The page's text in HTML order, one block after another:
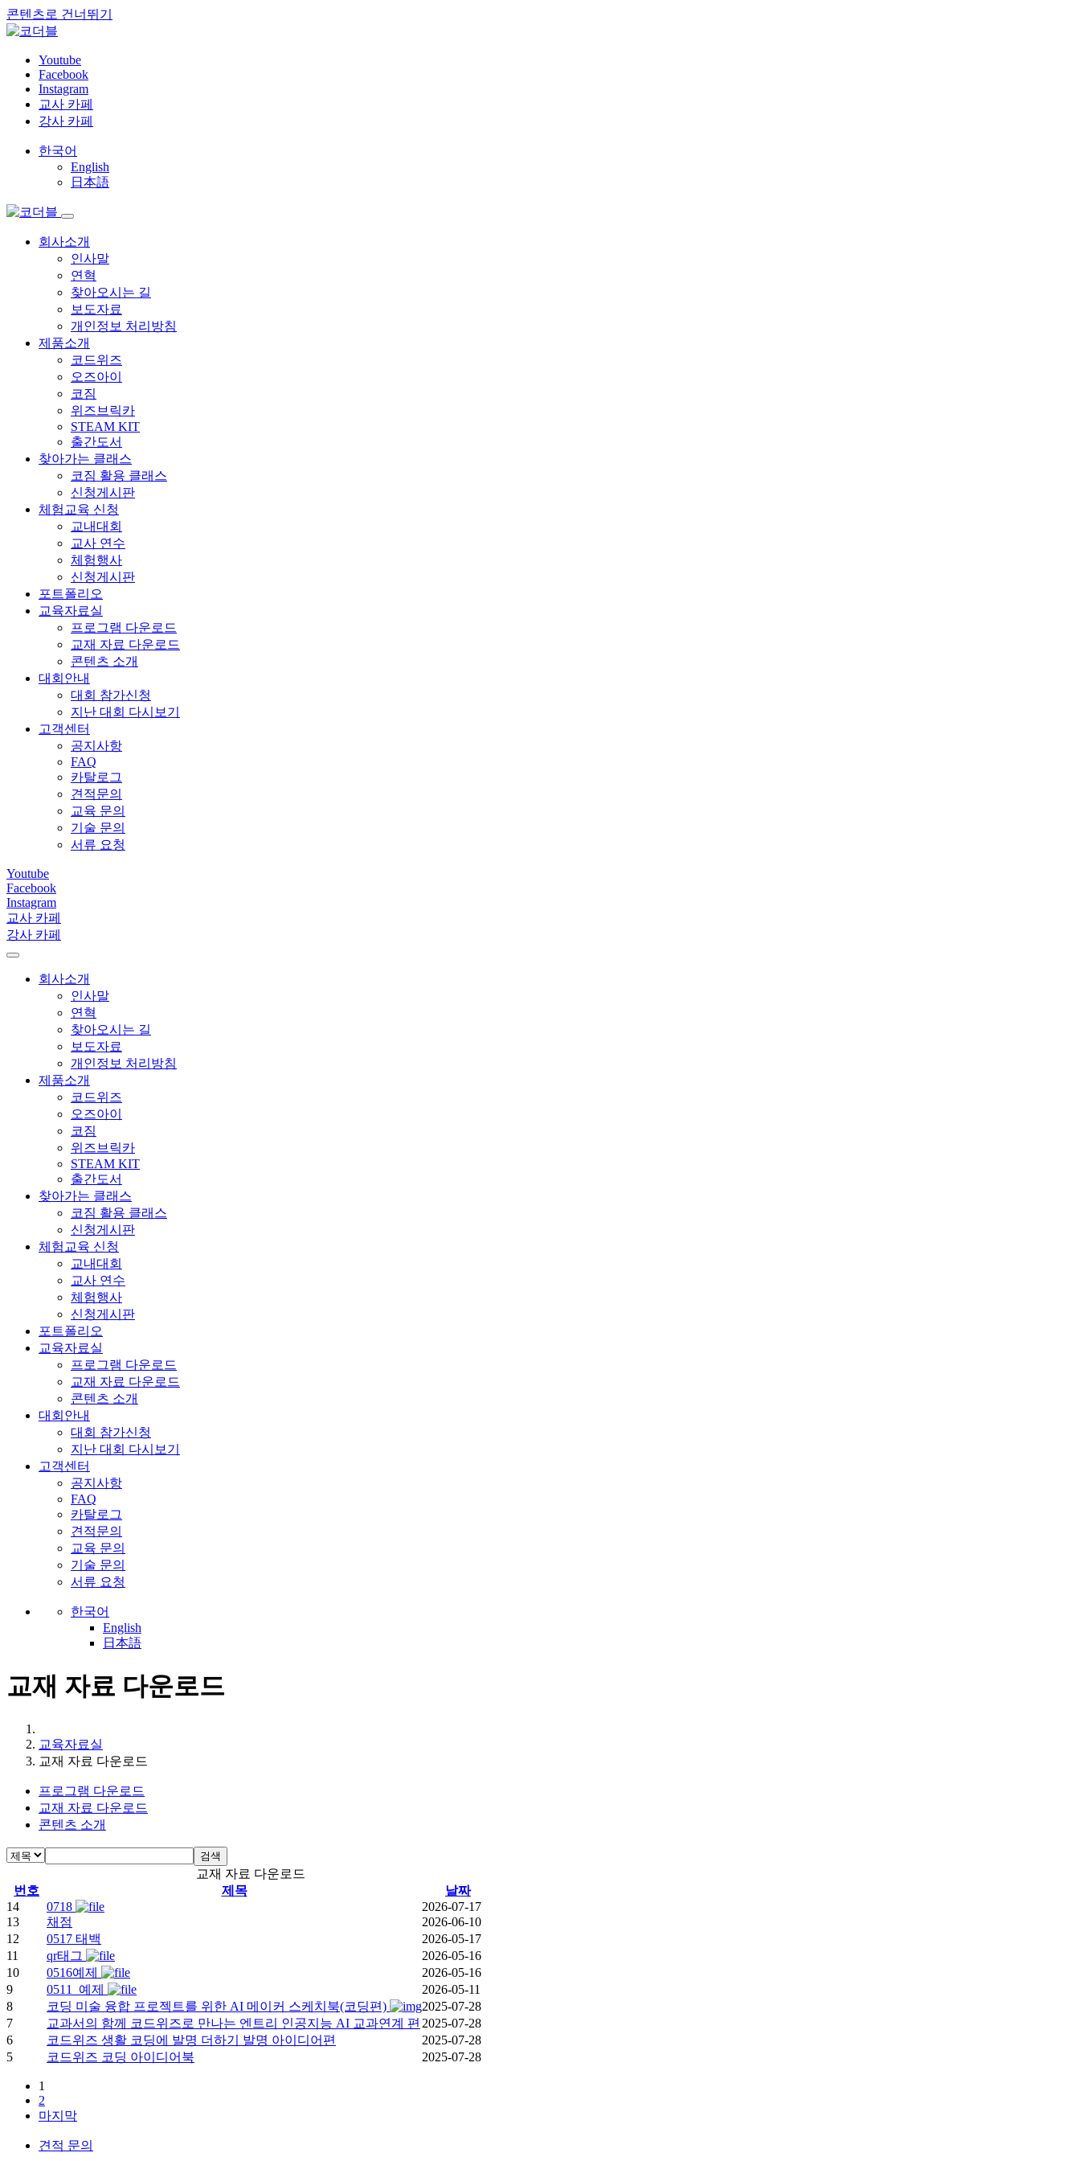
콘텐츠로 건너뛰기
Youtube
Facebook
Instagram
교사 카페
강사 카페
한국어
English
日本語
회사소개
인사말
연혁
찾아오시는 길
보도자료
개인정보 처리방침
제품소개
코드위즈
오즈아이
코짐
위즈브릭카
STEAM KIT
출간도서
찾아가는 클래스
코짐 활용 클래스
신청게시판
체험교육 신청
교내대회
교사 연수
체험행사
신청게시판
포트폴리오
교육자료실
프로그램 다운로드
교재 자료 다운로드
콘텐츠 소개
대회안내
대회 참가신청
지난 대회 다시보기
고객센터
공지사항
FAQ
카탈로그
견적문의
교육 문의
기술 문의
서류 요청
Youtube
Facebook
Instagram
교사 카페
강사 카페
회사소개
인사말
연혁
찾아오시는 길
보도자료
개인정보 처리방침
제품소개
코드위즈
오즈아이
코짐
위즈브릭카
STEAM KIT
출간도서
찾아가는 클래스
코짐 활용 클래스
신청게시판
체험교육 신청
교내대회
교사 연수
체험행사
신청게시판
포트폴리오
교육자료실
프로그램 다운로드
교재 자료 다운로드
콘텐츠 소개
대회안내
대회 참가신청
지난 대회 다시보기
고객센터
공지사항
FAQ
카탈로그
견적문의
교육 문의
기술 문의
서류 요청
한국어
English
日本語
교재 자료 다운로드
교육자료실
교재 자료 다운로드
프로그램 다운로드
교재 자료 다운로드
콘텐츠 소개
검색
교재 자료 다운로드
번호
제목
날짜
14
0718
2026-07-17
13
채점
2026-06-10
12
0517 태백
2026-05-17
11
qr태그
2026-05-16
10
0516예제
2026-05-16
9
0511_예제
2026-05-11
8
코딩 미술 융합 프로젝트를 위한 AI 메이커 스케치북(코딩편)
2025-07-28
7
교과서의 함께 코드위즈로 만나는 엔트리 인공지능 AI 교과연계 편 2025-07-28
6
코드위즈 생활 코딩에 발명 더하기 발명 아이디어편
2025-07-28
5
코드위즈 코딩 아이디어북 2025-07-28
1
2
마지막
견적 문의